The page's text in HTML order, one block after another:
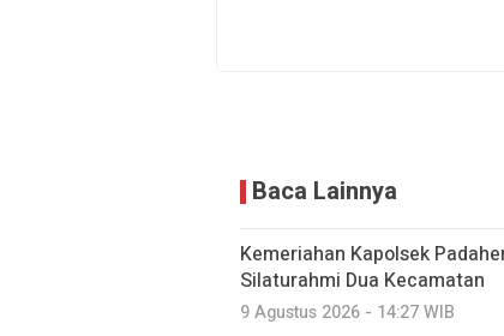
Baca Lainnya
Kemeriahan Kapolsek
Silaturahmi Dua Kecamatan
9 Agustus 2026 - 14:27 WIB